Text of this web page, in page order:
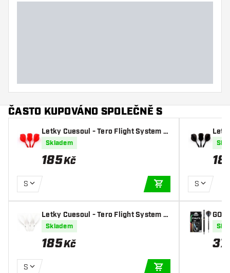
ČASTO KUPOVÁNO SPOLEČNĚ S
Letky Cuesoul - Tero Flight System A
K5 Rost Teardrop - Red
Skladem
185Kč
S
PŘIDAT DO KOŠÍKU
Letky Cuesoul - Tero Flight System A
K5 Rost Teardrop - White
Skladem
185Kč
S
K5
S
el